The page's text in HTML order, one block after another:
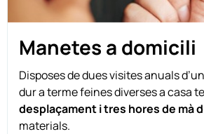
Manetes a domicili
Disposes de dues visites anuals
dur a terme feines diverses a casa
desplaçament i tres hores de mà
materials.